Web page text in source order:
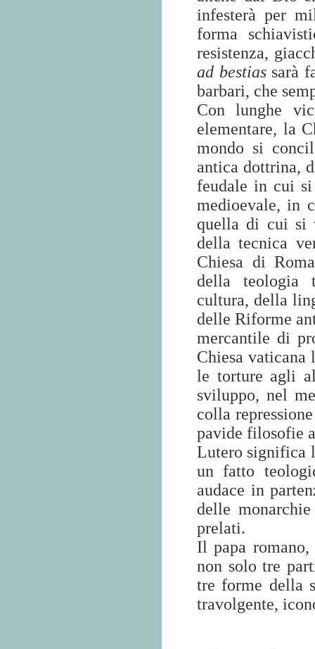
infesterà per
forma
resistenza,
ad bestiassarà
barbari, che
Con lunghe
elementare, la
mondo si
antica dottrina,
feudale in cui si
medioevale, in
quella di cui si
della tecnica
Chiesa di
della teologia
cultura, della
delle Riforme
mercantile di
Chiesa
le torture agli
sviluppo, nel
colla
pavide filosofie
Lutero significa
un fatto
audace in
delle
prelati.
Il papa romano,
non solo tre
tre forme della
travolgente,